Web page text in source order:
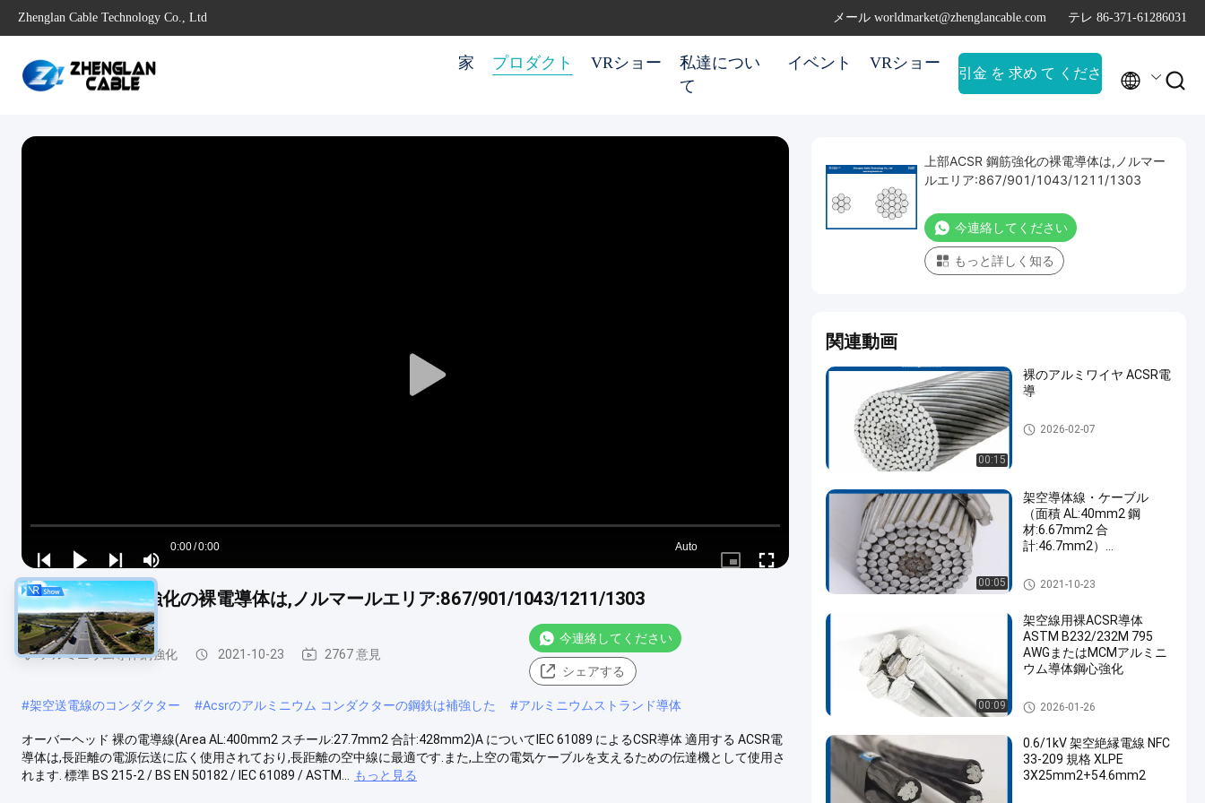
Zhenglan Cable Technology Co., Ltd メール worldmarket@zhenglancable.com テレ 86-371-61286031
家 プロダクト VRショー
私達につい
て
イベント VRショー
引金 を 求め て くださ  
Play
Video
Play
next
Play
next
Mute
Time
0:00/0:00
Loaded:
Auto
Picture-
in-
Fullscreen
上部ACSR 鋼筋強化の裸電導体は,ノルマールエリア:867/901/1043/1211/1303
アルミニウム導体鋼強化 2021-10-23 2767 意見
今連絡してください
シェアする
#架空送電線のコンダクター #Acsrのアルミニウム コンダクターの鋼鉄は補強した #アルミニウムストランド導体
オーバーヘッド 裸の電導線(Area AL:400mm2 スチール:27.7mm2 合計:428mm2)A についてIEC 61089 によるCSR導体 適用する ACSR電
導体は,長距離の電源伝送に広く使用されており,長距離の空中線に最適です.また,上空の電気ケーブルを支えるための伝達機として使用さ
れます. 標準 BS 215-2 / BS EN 50182 / IEC 61089 / ASTM...
もっと見る
上部ACSR 鋼筋強化の裸電導体は,ノルマー
ルエリア:867/901/1043/1211/1303
今連絡してください
もっと詳しく知る
関連動画
00:15
裸のアルミワイヤ ACSR電
導
アルミニウム導体鋼強化
2026-02-07
00:05
架空導体線・ケーブル
（面積 AL:40mm2 鋼
材:6.67mm2 合
計:46.7mm2）
アルミニウム導体鋼強化
2021-10-23
00:09
架空線用裸ACSR導体
ASTM B232/232M 795
AWGまたはMCMアルミニ
ウム導体鋼心強化
アルミニウム導体鋼強化
2026-01-26
0.6/1kV 架空絶縁電線 NFC
33-209 規格 XLPE
3X25mm2+54.6mm2